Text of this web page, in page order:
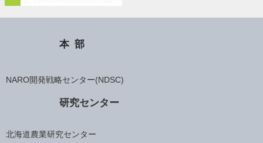
本部
NARO開発戦略センター(NDSC)
研究センター
北海道農業研究センター